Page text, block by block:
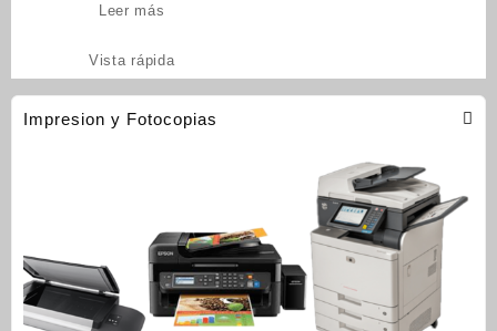
Impresion y Fotocopias
Leer más
Vista rápida